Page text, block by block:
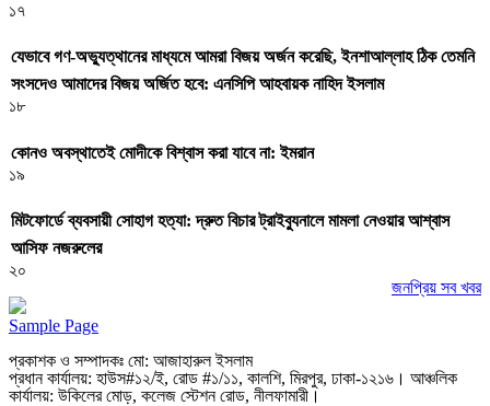
১৭
যেভাবে গণ-অভ্যুত্থানের মাধ্যমে আমরা বিজয় অর্জন করেছি, ইনশাআল্লাহ ঠিক তেমনি
সংসদেও আমাদের বিজয় অর্জিত হবে: এনসিপি আহবায়ক নাহিদ ইসলাম
১৮
কোনও অবস্থাতেই মোদীকে বিশ্বাস করা যাবে না: ইমরান
১৯
মিটফোর্ডে ব্যবসায়ী সোহাগ হত্যা: দ্রুত বিচার ট্রাইব্যুনালে মামলা নেওয়ার আশ্বাস
আসিফ নজরুলের
২০
জনপ্রিয় সব খবর
Sample Page
প্রকাশক ও সম্পাদকঃ মো: আজাহারুল ইসলাম
প্রধান কার্যালয়: হাউস#১২/ই, রোড #১/১১, কালশি, মিরপুর, ঢাকা-১২১৬। আঞ্চলিক
কার্যালয়: উকিলের মোড়, কলেজ স্টেশন রোড, নীলফামারী।